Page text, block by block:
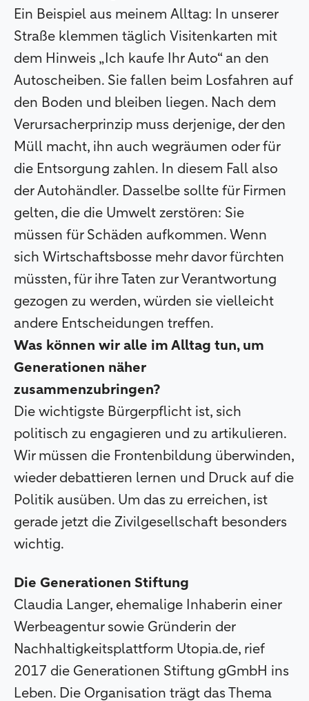
Ein Beispiel aus meinem Alltag: In unserer
Straße klemmen täglich Visitenkarten mit
dem Hinweis „Ich kaufe Ihr Auto“ an den
Autoscheiben. Sie fallen beim Losfahren auf
den Boden und bleiben liegen. Nach dem
Verursacherprinzip muss derjenige, der den
Müll macht, ihn auch wegräumen oder für
die Entsorgung zahlen. In diesem Fall also
der Autohändler. Dasselbe sollte für Firmen
gelten, die die Umwelt zerstören: Sie
müssen für Schäden aufkommen. Wenn
sich Wirtschaftsbosse mehr davor fürchten
müssten, für ihre Taten zur Verantwortung
gezogen zu werden, würden sie vielleicht
andere Entscheidungen treffen.
Was können wir alle im Alltag tun, um
Generationen näher
zusammenzubringen?
Die wichtigste Bürgerpflicht ist, sich
politisch zu engagieren und zu artikulieren.
Wir müssen die Frontenbildung überwinden,
wieder debattieren lernen und Druck auf die
Politik ausüben. Um das zu erreichen, ist
gerade jetzt die Zivilgesellschaft besonders
wichtig.
Die Generationen Stiftung
Claudia Langer, ehemalige Inhaberin einer
Werbeagentur sowie Gründerin der
Nachhaltigkeitsplattform Utopia.de, rief
2017 die Generationen Stiftung gGmbH ins
Leben. Die Organisation trägt das Thema